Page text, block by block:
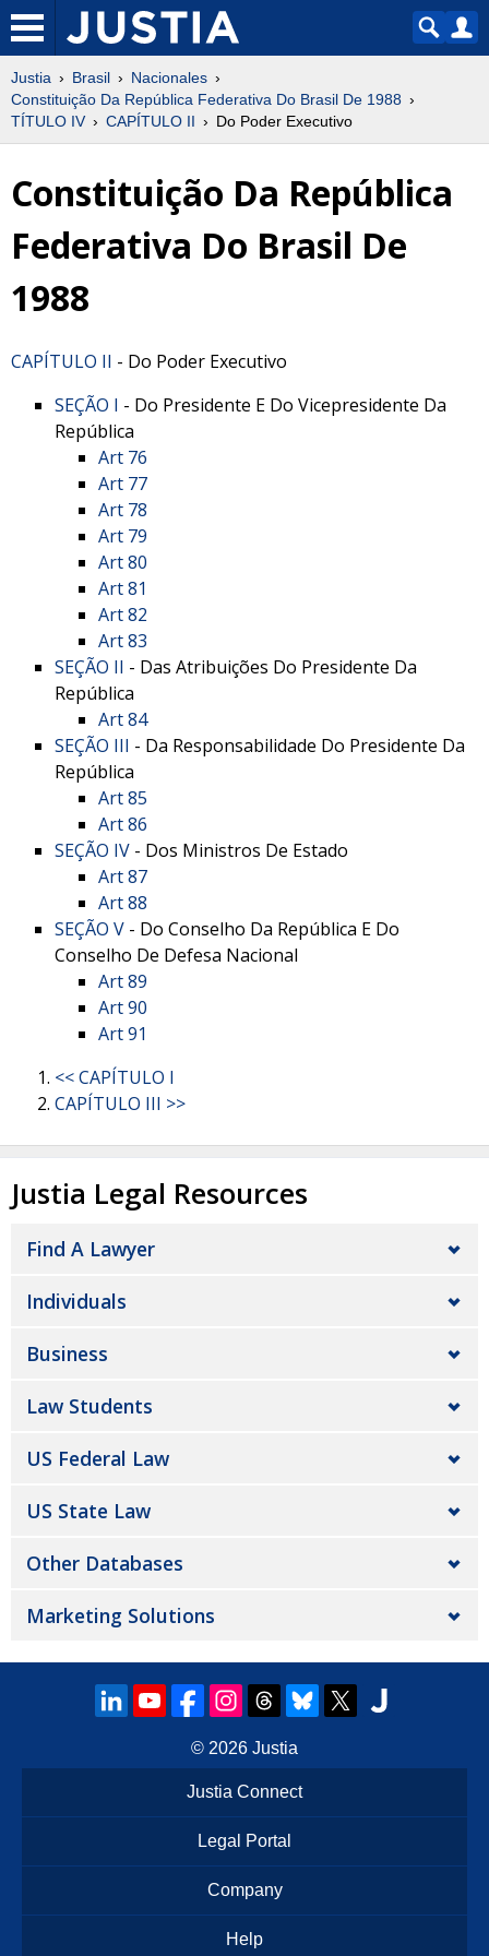
Justia Brasil
Nacionales
Constituição Da República Federativa Do Brasil De 1988
TÍTULO IV
CAPÍTULO II Do Poder Executivo
Constituição Da República
Federativa Do Brasil De
1988
CAPÍTULO II - Do Poder Executivo
SEÇÃO I - Do Presidente E Do Vicepresidente Da
República
Art 76
Art 77
Art 78
Art 79
Art 80
Art 81
Art 82
Art 83
SEÇÃO II - Das Atribuições Do Presidente Da
República
Art 84
SEÇÃO III - Da Responsabilidade Do Presidente Da
República
Art 85
Art 86
SEÇÃO IV - Dos Ministros De Estado
Art 87
Art 88
SEÇÃO V - Do Conselho Da República E Do
Conselho De Defesa Nacional
Art 89
Art 90
Art 91
<< CAPÍTULO I
CAPÍTULO III >>
Justia Legal Resources
Find A Lawyer
Individuals
Business
Law Students
US Federal Law
US State Law
Other Databases
Marketing Solutions
© 2026 Justia
Justia Connect
Legal Portal
Company
Help